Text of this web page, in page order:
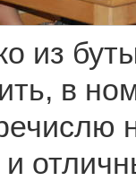
из
в